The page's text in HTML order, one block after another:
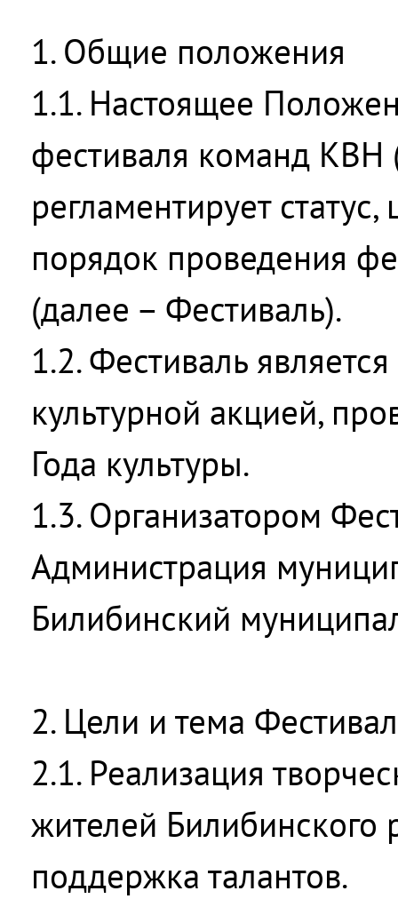
1. Общие положения
1.1. Настоящее
фестиваля команд
регламентирует
порядок проведения
(далее – Фестиваль).
1.2. Фестиваль
культурной акцией,
Года культуры.
1.3. Организатором
Администрация
Билибинский
2. Цели и тема
2.1. Реализация
жителей Билибинского
поддержка талантов.